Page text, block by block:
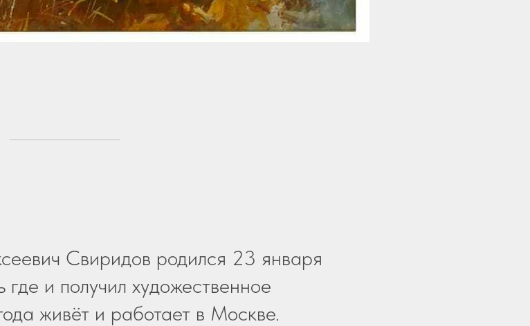
Свиридов родился 23 января
и получил художественное
живёт и работает в Москве.